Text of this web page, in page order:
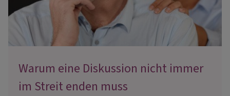
Warum eine Diskussion nicht immer
im Streit enden muss